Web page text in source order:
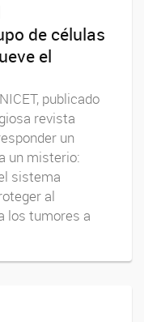
de células
el
publicado
revista
un
un misterio:
sistema
al
los tumores a